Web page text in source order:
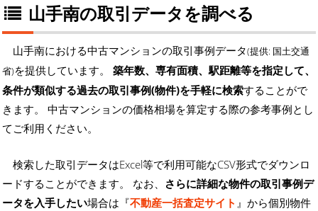
山手南の取引データを調べる
山手南における中古マンションの取引事例データ(提供: 国土交通
省)を提供しています。 築年数、専有面積、駅距離等を指定して、
条件が類似する過去の取引事例(物件)を手軽に検索することがで
きます。 中古マンションの価格相場を算定する際の参考事例とし
てご利用ください。
検索した取引データはExcel等で利用可能なCSV形式でダウンロ
ードすることができます。 なお、 さらに詳細な物件の取引事例デ
ータを入手したい場合は『不動産一括査定サイト 』から個別物件